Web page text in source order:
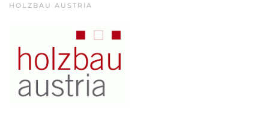
HOLZBAU AUSTRIA